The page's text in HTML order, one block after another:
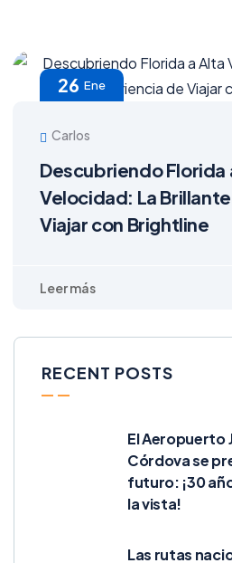
26 Ene
Carlos
Descubriendo Florida
Velocidad: La
Viajar con Brightline
RECENT POSTS
El Aeropuerto
Córdova se
futuro: ¡30
la vista!
Las rutas